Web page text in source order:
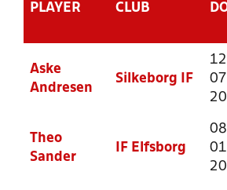
PLAYER CLUB
Aske
Andresen
Silkeborg IF
Theo
Sander
IF Elfsborg